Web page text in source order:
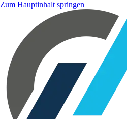
Zum Hauptinhalt springen